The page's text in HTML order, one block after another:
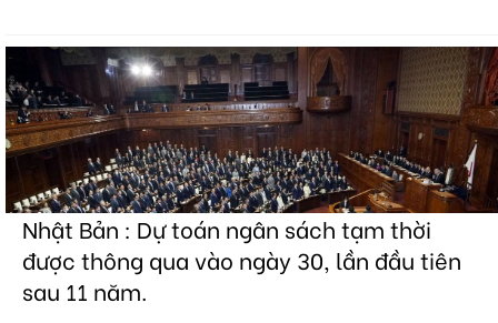
Nhật Bản : Dự toán ngân sách tạm thời
được thông qua vào ngày 30, lần đầu tiên
sau 11 năm.